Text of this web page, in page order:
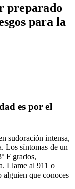
preparado
para la
es por el
sudoración intensa,
Los síntomas de un
F grados,
Llame al 911 o
alguien que conoces